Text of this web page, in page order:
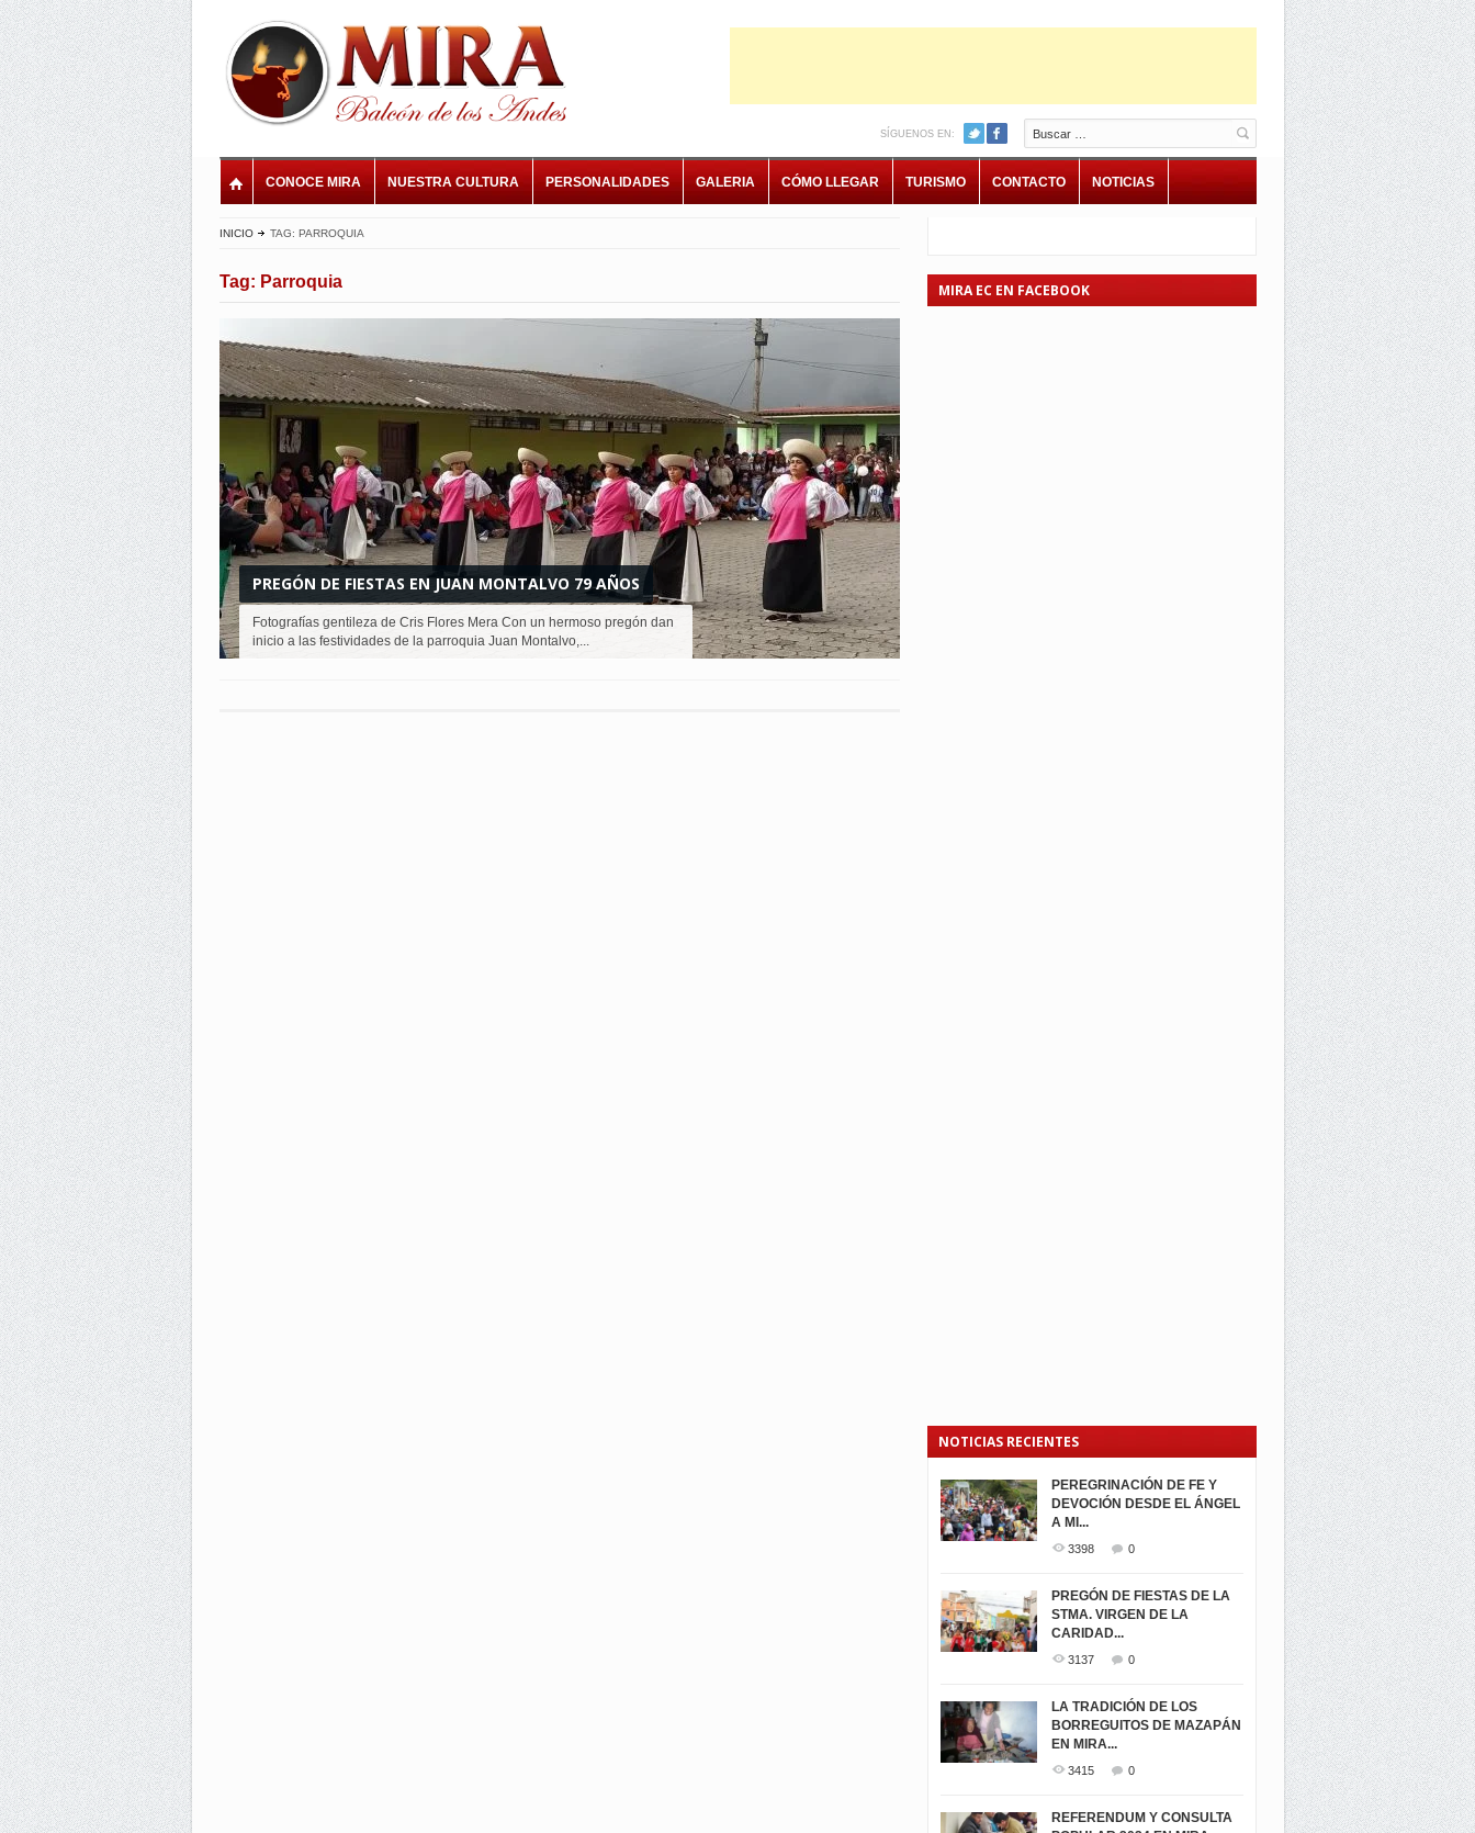
Buscar
SÍGUENOS EN:
CONOCE MIRA NUESTRA CULTURA PERSONALIDADES GALERIA CÓMO LLEGAR TURISMO CONTACTO NOTICIAS
INICIO TAG: PARROQUIA
Tag: Parroquia
PREGÓN DE FIESTAS EN JUAN MONTALVO 79 AÑOS
Fotografías gentileza de Cris Flores Mera Con un hermoso pregón dan
inicio a las festividades de la parroquia Juan Montalvo,...
MIRA EC EN FACEBOOK
NOTICIAS RECIENTES
PEREGRINACIÓN DE FE Y
DEVOCIÓN DESDE EL ÁNGEL
A MI...
3398 0
PREGÓN DE FIESTAS DE LA
STMA. VIRGEN DE LA
CARIDAD...
3137 0
LA TRADICIÓN DE LOS
BORREGUITOS DE MAZAPÁN
EN MIRA...
3415 0
REFERENDUM Y CONSULTA